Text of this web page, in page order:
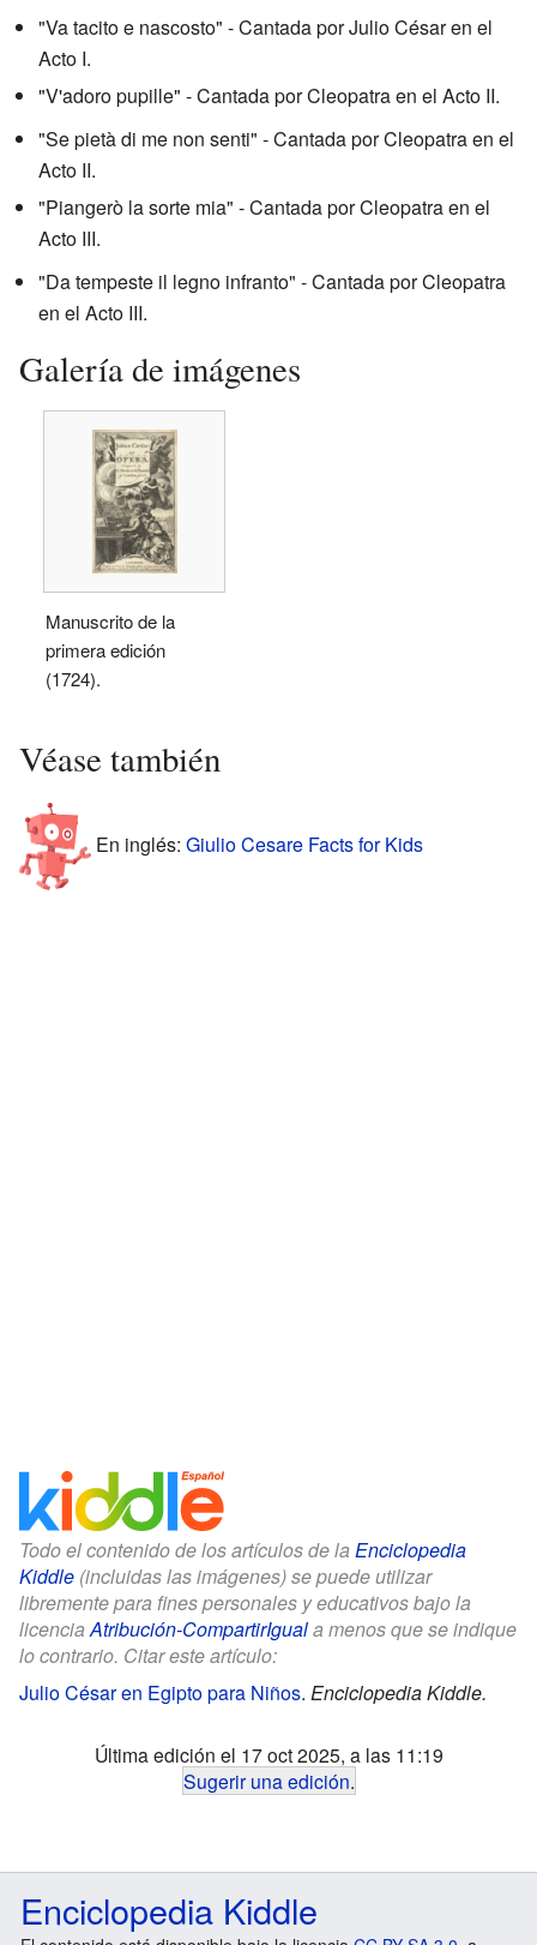
"Va tacito e nascosto" - Cantada por Julio César en el
Acto I.
"V'adoro pupille" - Cantada por Cleopatra en el Acto II.
"Se pietà di me non senti" - Cantada por Cleopatra en el
Acto II.
"Piangerò la sorte mia" - Cantada por Cleopatra en el
Acto III.
"Da tempeste il legno infranto" - Cantada por Cleopatra
en el Acto III.
Galería de imágenes
Manuscrito de la
primera edición
(1724).
Véase también
En inglés: Giulio Cesare Facts for Kids
Todo el contenido de los artículos de la Enciclopedia
Kiddle (incluidas las imágenes) se puede utilizar
libremente para fines personales y educativos bajo la
licencia Atribución-CompartirIguala menos que se indique
lo contrario. Citar este artículo:
Julio César en Egipto para Niños. Enciclopedia Kiddle.
Última edición el 17 oct 2025, a las 11:19
Sugerir una edición.
Enciclopedia Kiddle